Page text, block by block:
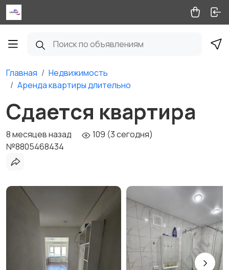
Главная
Недвижимость
Аренда квартиры длительно
Сдается квартира
8 месяцев назад
109 (3 сегодня)
№8805468434